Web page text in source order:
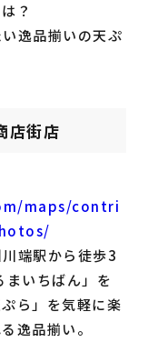
？
逸品揃いの天ぷ
店街店
maps/contri
端駅から徒歩3
まいちばん」を
ら」を気軽に楽
逸品揃い。